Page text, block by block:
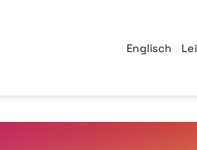
Englisch